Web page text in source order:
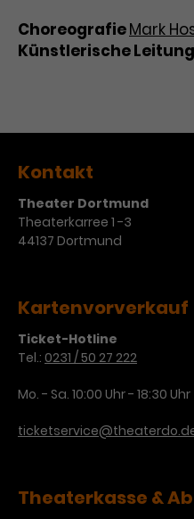
ChoreografieMark
Künstlerische Leitung
Kontakt
Theater Dortmund
Theaterkarree 1 -3
44137 Dortmund
Kartenvorverkauf
Ticket-Hotline
Tel.: 0231 / 50 27 222
Mo. - Sa. 10:00 Uhr - 18:30 Uhr
Theaterkasse &